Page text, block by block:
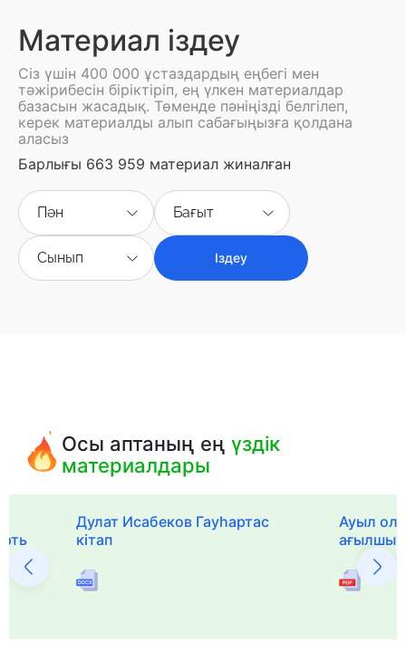
Материал іздеу
Сіз үшін 400 000 ұстаздардың еңбегі мен
тәжірибесін біріктіріп, ең үлкен материалдар
базасын жасадық. Төменде пәніңізді белгілеп,
керек материалды алып сабағыңызға қолдана
аласыз
Барлығы 663 959 материал жиналған
Пән Бағыт
Сынып Іздеу
Осы аптаның еңүздік
материалдары
Дулат Исабеков Гауһартас
кітап
Ауыл
ағылшын